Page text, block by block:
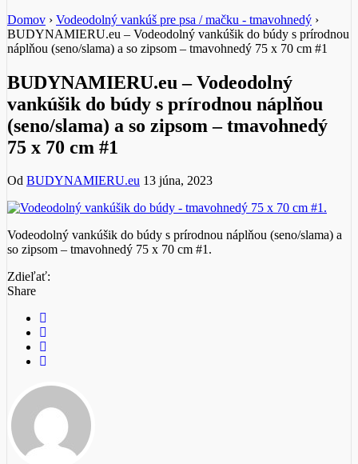
Domov › Vodeodolný vankúš pre psa / mačku - tmavohnedý ›
BUDYNAMIERU.eu – Vodeodolný vankúšik do búdy s prírodnou
náplňou (seno/slama) a so zipsom – tmavohnedý 75 x 70 cm #1
BUDYNAMIERU.eu – Vodeodolný
vankúšik do búdy s prírodnou náplňou
(seno/slama) a so zipsom – tmavohnedý
75 x 70 cm #1
Od BUDYNAMIERU.eu 13 júna, 2023
Vodeodolný vankúšik do búdy s prírodnou náplňou (seno/slama) a
so zipsom – tmavohnedý 75 x 70 cm #1.
Zdieľať:
Share